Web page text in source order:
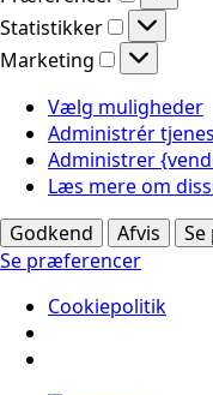
Statistikker
Marketing
Marketing
Vælg muligheder
Administrér
Administrer
Læs mere om
Godkend
Afvis
Se præferencer
Cookiepolitik